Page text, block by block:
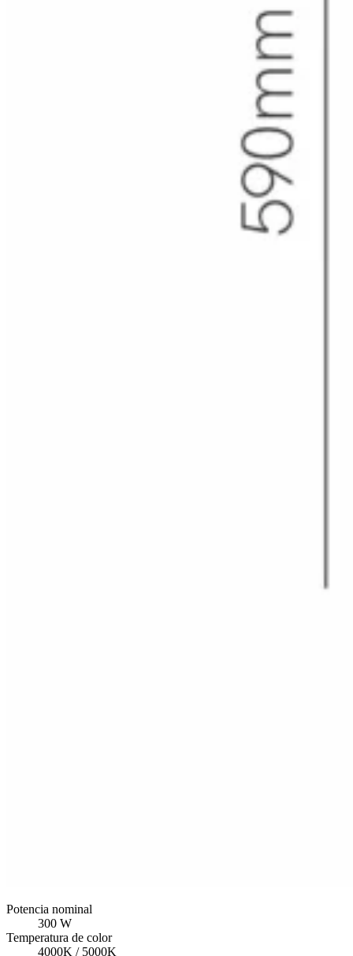
Potencia nominal
300 W
Temperatura de color
4000K / 5000K